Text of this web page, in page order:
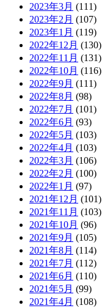
2023年3月 (111)
2023年2月 (107)
2023年1月 (119)
2022年12月 (130)
2022年11月 (131)
2022年10月 (116)
2022年9月 (111)
2022年8月 (98)
2022年7月 (101)
2022年6月 (93)
2022年5月 (103)
2022年4月 (103)
2022年3月 (106)
2022年2月 (100)
2022年1月 (97)
2021年12月 (101)
2021年11月 (103)
2021年10月 (96)
2021年9月 (105)
2021年8月 (114)
2021年7月 (112)
2021年6月 (110)
2021年5月 (99)
2021年4月 (108)